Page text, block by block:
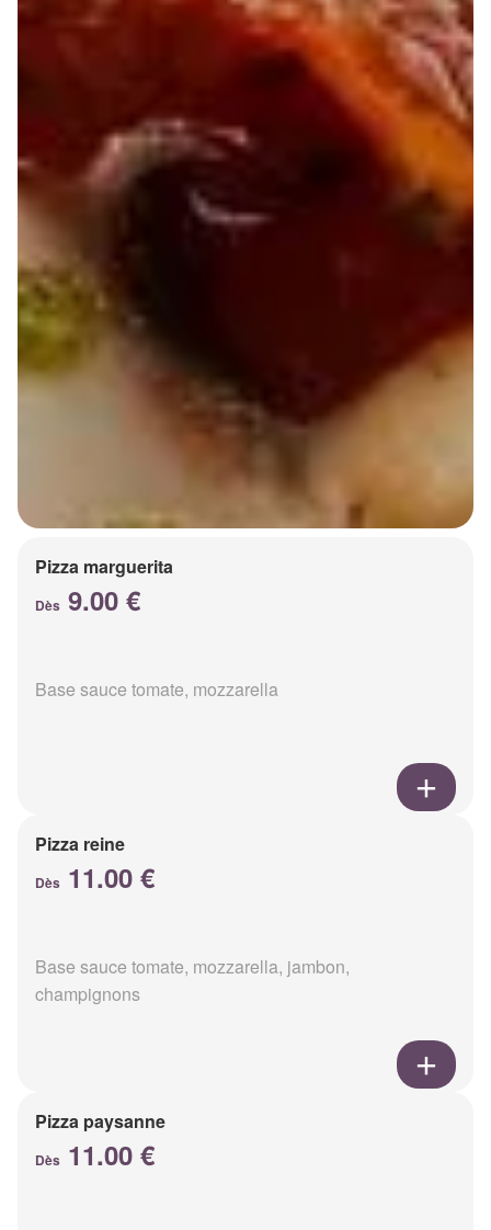
Pizza marguerita
Dès 9.00 €
Base sauce tomate, mozzarella
Pizza reine
Dès 11.00 €
Base sauce tomate, mozzarella, jambon,
champignons
Pizza paysanne
Dès 11.00 €